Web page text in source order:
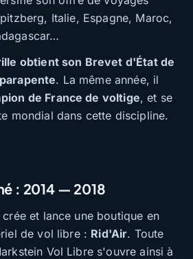
Italie, Espagne, Maroc,
obtient son Brevet d'État de
. La même année, il
de France de voltige, et se
mondial dans cette discipline.
: 2014 — 2018
et lance une boutique en
de vol libre : Rid'Air. Toute
Vol Libre s'ouvre ainsi à